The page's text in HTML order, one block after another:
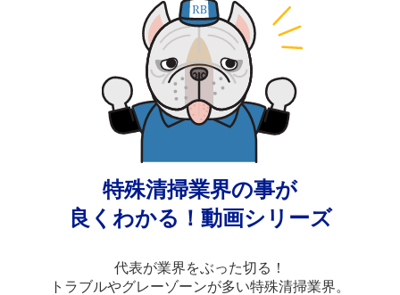
特殊清掃業界の事が
良くわかる！動画シリーズ
代表が業界をぶった切る！
トラブルやグレーゾーンが多い特殊清掃業界。